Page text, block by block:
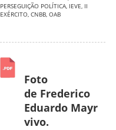
PERSEGUIÇÃO POLÍTICA, IEVE, II
EXÉRCITO, CNBB, OAB
Foto
de Frederico
Eduardo Mayr
vivo.